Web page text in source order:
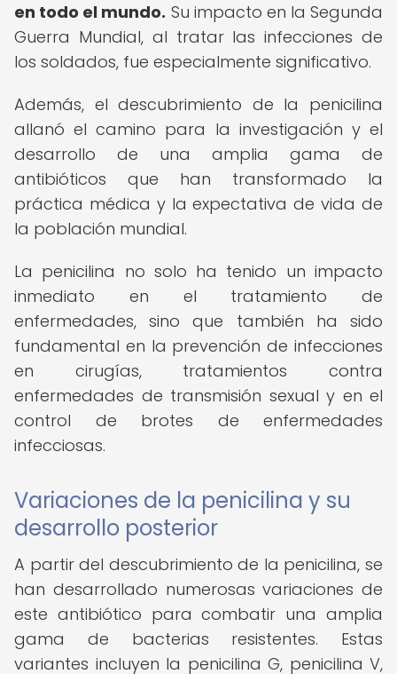
en todo el mundo. Su impacto en la Segunda
Guerra Mundial, al tratar las infecciones de
los soldados, fue especialmente significativo.
Además, el descubrimiento de la penicilina
allanó el camino para la investigación y el
desarrollo de una amplia gama de
antibióticos que han transformado la
práctica médica y la expectativa de vida de
la población mundial.
La penicilina no solo ha tenido un impacto
inmediato en el tratamiento de
enfermedades, sino que también ha sido
fundamental en la prevención de infecciones
en cirugías, tratamientos contra
enfermedades de transmisión sexual y en el
control de brotes de enfermedades
infecciosas.
Variaciones de la penicilina y su
desarrollo posterior
A partir del descubrimiento de la penicilina, se
han desarrollado numerosas variaciones de
este antibiótico para combatir una amplia
gama de bacterias resistentes. Estas
variantes incluyen la penicilina G, penicilina V,